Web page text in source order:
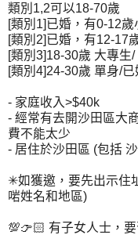
類別1,2可以18-70歲
[類別1]已婚，有0-12歲
[類別2]已婚，有12-17
[類別3]18-30歲 大專生/
[類別4]24-30歲 單身/已
- 家庭收入>$40k
- 經常有去開沙田區大
費不能太少
- 居住於沙田區 (包括
✳如獲邀，要先出示住
啱姓名和地區)
💯👉🏻 有子女人士，